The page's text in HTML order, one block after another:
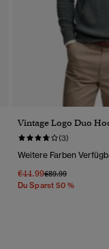
Vintage Logo Duo
(3)
Weitere Farben
€44.99Preis Wurde
€89.99Bis
Du Sparst 50 %